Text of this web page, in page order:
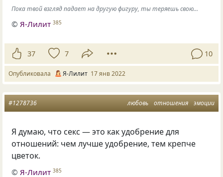
Пока твой взгляд падает на другую фигуру, ты теряешь свою…
© Я-Лилит 385
37 7 10
Опубликовала Я-Лилит 17 янв 2022
любовь отношения эмоции
#1278736
Я думаю, что секс — это как удобрение для
отношений: чем лучше удобрение, тем крепче
цветок.
© Я-Лилит 385